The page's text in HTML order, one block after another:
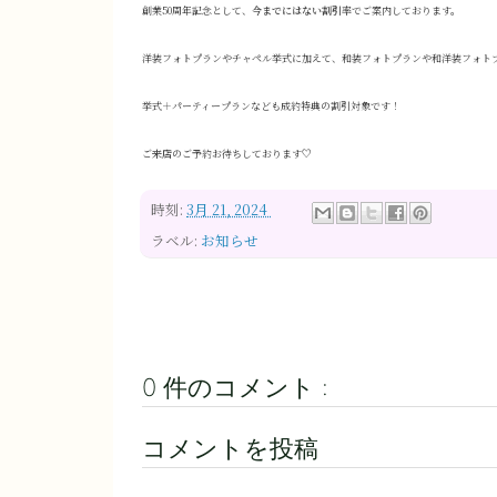
創業50周年記念として、 今までにはない割引率でご案内しております。
洋装フォトプランやチャペル挙式に加えて、和装フォトプランや和洋装フォト
挙式＋パーティープランなども成約特典の割引対象です！
ご来店のご予約お待ちしております♡
時刻: 3月 21, 2024
ラベル: お知らせ
0 件のコメント :
コメントを投稿